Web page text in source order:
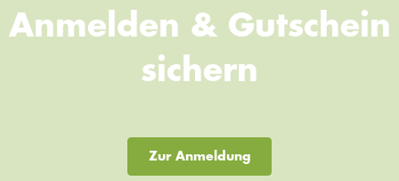
Anmelden & Gutschein
sichern
Zur Anmeldung